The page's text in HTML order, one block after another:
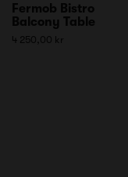
Fermob Bistro
Balcony Table
4 250,00 kr